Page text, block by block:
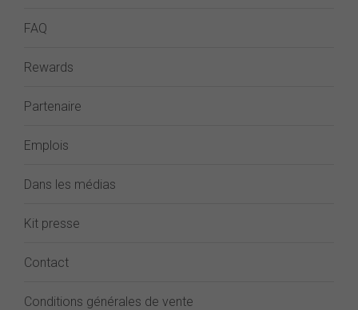
FAQ
Rewards
Partenaire
Emplois
Dans les médias
Kit presse
Contact
Conditions générales de vente